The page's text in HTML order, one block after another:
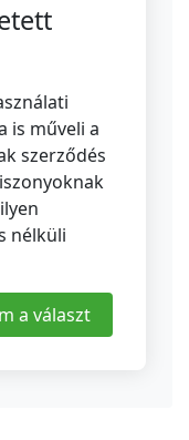
is műveli a
szerződés
nélküli
a választ